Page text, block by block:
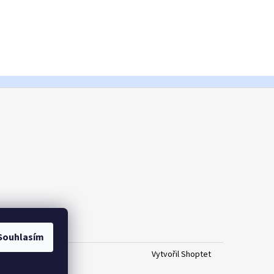
Vytvořil Shoptet